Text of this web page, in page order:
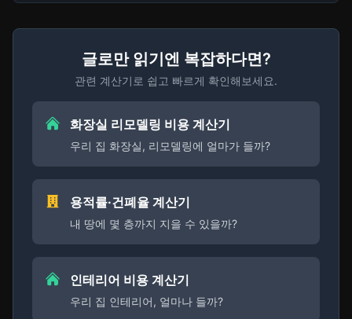
글로만 읽기엔 복잡하다면?
관련 계산기로 쉽고 빠르게 확인해보세요.
화장실 리모델링 비용 계산기
우리 집 화장실, 리모델링에 얼마가 들까?
용적률·건폐율 계산기
내 땅에 몇 층까지 지을 수 있을까?
인테리어 비용 계산기
우리 집 인테리어, 얼마나 들까?